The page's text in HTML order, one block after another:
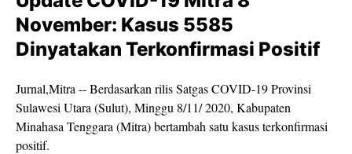
November: Kasus 5585
Dinyatakan Terkonfirmasi Positif
Jurnal,Mitra -- Berdasarkan rilis Satgas COVID-19 Provinsi
Sulawesi Utara (Sulut), Minggu 8/11/ 2020, Kabupaten
Minahasa Tenggara (Mitra) bertambah satu kasus terkonfirmasi
positif.